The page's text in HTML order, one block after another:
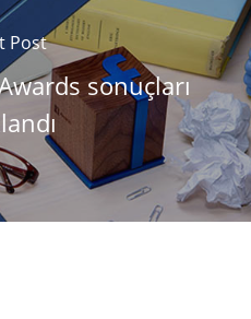
Post
sonuçları